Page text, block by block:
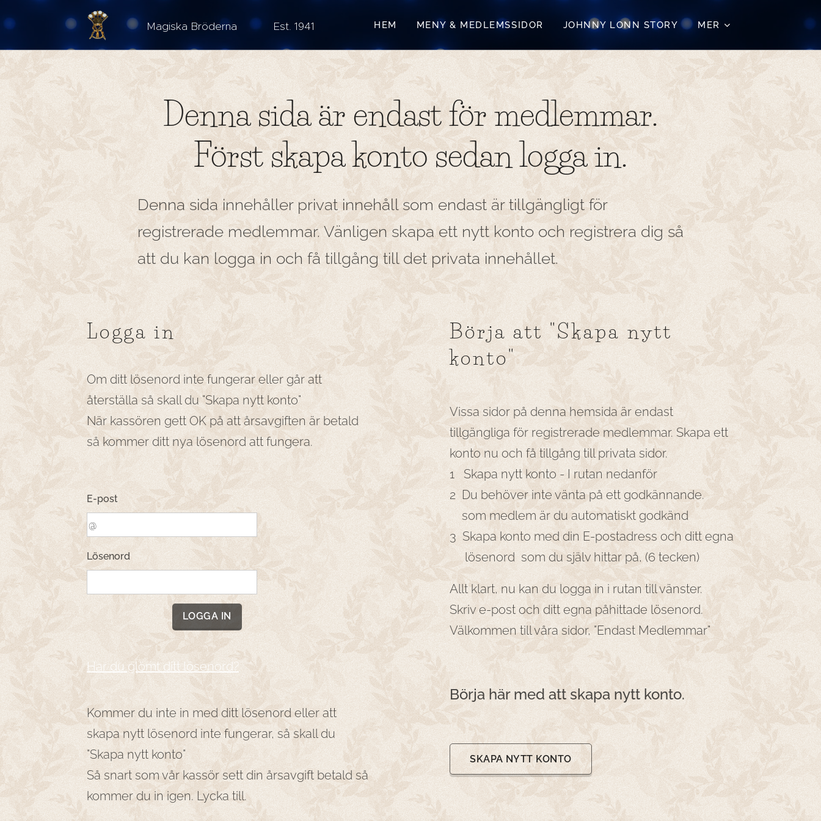
Magiska Bröderna Est. 1941 HEM MENY & MEDLEMSSIDOR JOHNNY LONN STORY MER
Denna sida är endast för medlemmar.
Först skapa konto sedan logga in.
Denna sida innehåller privat innehåll som endast är tillgängligt för
registrerade medlemmar. Vänligen skapa ett nytt konto och registrera dig så
att du kan logga in och få tillgång till det privata innehållet.
Logga in
Om ditt lösenord inte fungerar eller går att
återställa så skall du "Skapa nytt konto"
När kassören gett OK på att årsavgiften är betald
så kommer ditt nya lösenord att fungera.
E-post
Lösenord
LOGGA IN
Har du glömt ditt lösenord?
Kommer du inte in med ditt lösenord eller att
skapa nytt lösenord inte fungerar, så skall du
"Skapa nytt konto"
Så snart som vår kassör sett din årsavgift betald så
kommer du in igen. Lycka till.
Börja att "Skapa nytt
konto"
Vissa sidor på denna hemsida är endast
tillgängliga för registrerade medlemmar. Skapa ett
konto nu och få tillgång till privata sidor.
1 Skapa nytt konto - I rutan nedanför
2 Du behöver inte vänta på ett godkännande.
som medlem är du automatiskt godkänd
3 Skapa konto med din E-postadress och ditt egna
lösenord som du själv hittar på, (6 tecken)
Allt klart, nu kan du logga in i rutan till vänster.
Skriv e-post och ditt egna påhittade lösenord.
Välkommen till våra sidor, "Endast Medlemmar"
Börja här med att skapa nytt konto.
SKAPA NYTT KONTO